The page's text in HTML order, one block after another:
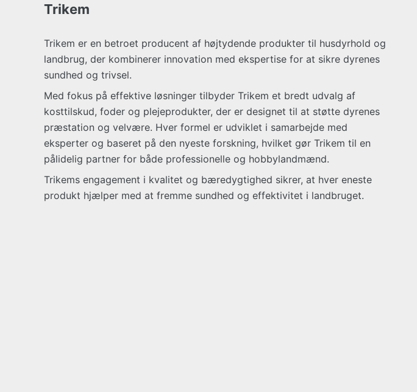
Trikem
Trikem er en betroet producent af højtydende produkter til husdyrhold og
landbrug, der kombinerer innovation med ekspertise for at sikre dyrenes
sundhed og trivsel.
Med fokus på effektive løsninger tilbyder Trikem et bredt udvalg af
kosttilskud, foder og plejeprodukter, der er designet til at støtte dyrenes
præstation og velvære. Hver formel er udviklet i samarbejde med
eksperter og baseret på den nyeste forskning, hvilket gør Trikem til en
pålidelig partner for både professionelle og hobbylandmænd.
Trikems engagement i kvalitet og bæredygtighed sikrer, at hver eneste
produkt hjælper med at fremme sundhed og effektivitet i landbruget.